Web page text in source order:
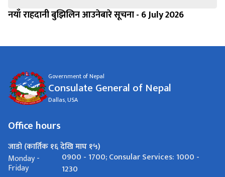
नयाँ राहदानी बुझिलिन आउनेबारे सूचना - 6 July 2026
Government of Nepal
Consulate General of Nepal
Dallas, USA
Office hours
जाडो (कार्तिक १६ देखि माघ १५)
Monday -
Friday
0900 - 1700; Consular Services: 1000 -
1230